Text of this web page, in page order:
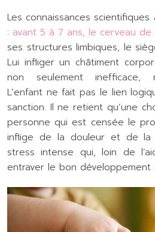
Les connaissances
: avant 5 à 7 ans, le cerveau de
ses structures limbiques, le
Lui infliger un châtiment
non seulement inefficace,
L’enfant ne fait pas le lien
sanction. Il ne retient qu’une
personne qui est censée le
inflige de la douleur et de la
stress intense qui, loin de
entraver le bon développement